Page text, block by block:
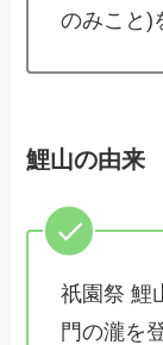
のみこと)
鯉山の由来
祇園祭 鯉
門の瀧を